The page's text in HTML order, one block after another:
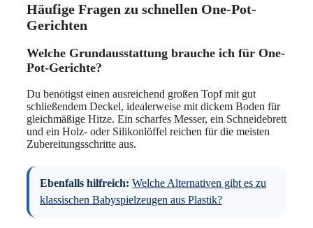
Häufige Fragen zu schnellen One-Pot-
Gerichten
Welche Grundausstattung brauche ich für One-
Pot-Gerichte?
Du benötigst einen ausreichend großen Topf mit gut
schließendem Deckel, idealerweise mit dickem Boden für
gleichmäßige Hitze. Ein scharfes Messer, ein Schneidebrett
und ein Holz- oder Silikonlöffel reichen für die meisten
Zubereitungsschritte aus.
Ebenfalls hilfreich: Welche Alternativen gibt es zu
klassischen Babyspielzeugen aus Plastik?